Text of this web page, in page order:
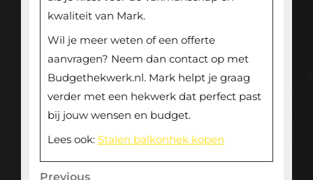
kwaliteit van Mark.
Wil je meer weten of een offerte
aanvragen? Neem dan contact op met
Budgethekwerk.nl. Mark helpt je graag
verder met een hekwerk dat perfect past
bij jouw wensen en budget.
Lees ook: Stalen balkonhek kopen
Previous
Previous